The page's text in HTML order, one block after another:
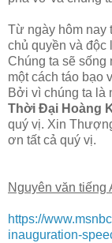
Từ ngày hôm nay
chủ quyền và độc
Chúng ta sẽ sống
một cách táo bạo
Bởi vì chúng ta là
Thời Đại Hoàng
quý vị. Xin
ơn tất cả quý vị.
Nguyên văn tiếng
https://
inauguration-